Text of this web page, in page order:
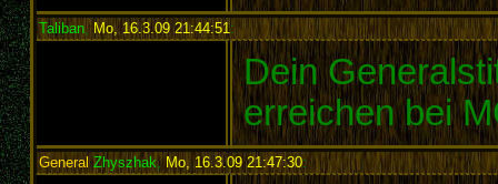
Taliban, Mo, 16.3.09 21:44:51:
Dein
erreichen bei
GeneralZhyszhak, Mo, 16.3.09 21:47:30: